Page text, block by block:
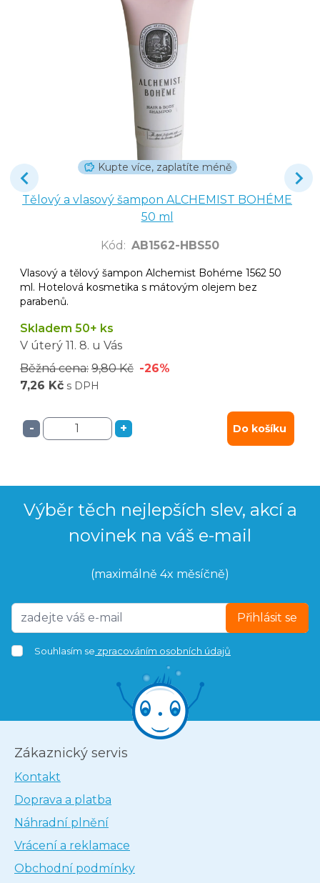
Kupte více, zaplatíte méně
Tělový a vlasový šampon ALCHEMIST BOHÉME
50 ml
Kód : AB1562-HBS50
Vlasový a tělový šampon Alchemist Bohéme 1562 50
ml. Hotelová kosmetika s mátovým olejem bez
parabenů.
Skladem 50+ ks
V úterý 11. 8. u Vás
Běžná cena: 9,80 Kč -26%
7,26 Kč s DPH
- + Do košíku
Výběr těch nejlepších slev, akcí a
novinek na váš e-mail
(maximálně 4x měsíčně)
Přihlásit se
Souhlasím se zpracováním osobních údajů
Zákaznický servis
Kontakt
Doprava a platba
Náhradní plnění
Vrácení a reklamace
Obchodní podmínky